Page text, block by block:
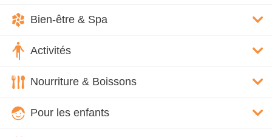
Bien-être & Spa
Activités
Nourriture & Boissons
Pour les enfants